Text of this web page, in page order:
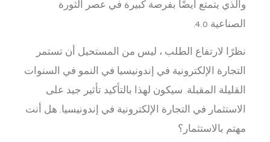
والذي يتمتع أيضًا بفرصة كبيرة في عصر الثورة
الصناعية 4.0.
نظرًا لارتفاع الطلب ، ليس من المستحيل أن تستمر
التجارة الإلكترونية في إندونيسيا في النمو في السنوات
القليلة المقبلة. سيكون لهذا بالتأكيد تأثير جيد على
الاستثمار في التجارة الإلكترونية في إندونيسيا. هل أنت
مهتم بالاستثمار؟